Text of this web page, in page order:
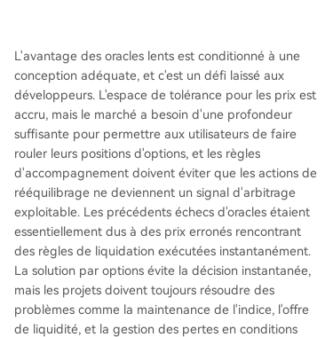
L'avantage des oracles lents est conditionné à une
conception adéquate, et c'est un défi laissé aux
développeurs. L'espace de tolérance pour les prix est
accru, mais le marché a besoin d'une profondeur
suffisante pour permettre aux utilisateurs de faire
rouler leurs positions d'options, et les règles
d'accompagnement doivent éviter que les actions de
rééquilibrage ne deviennent un signal d'arbitrage
exploitable. Les précédents échecs d'oracles étaient
essentiellement dus à des prix erronés rencontrant
des règles de liquidation exécutées instantanément.
La solution par options évite la décision instantanée,
mais les projets doivent toujours résoudre des
problèmes comme la maintenance de l'indice, l'offre
de liquidité, et la gestion des pertes en conditions